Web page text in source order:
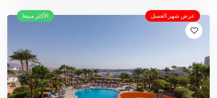
الأكثر مبيعا عرض شهر العسل